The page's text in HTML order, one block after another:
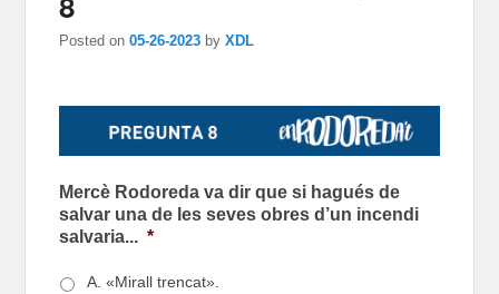
Posted on05-26-2023 byXDL
Mercè Rodoreda va dir que si hagués de
salvar una de les seves obres d’un incendi
salvaria... *
A. «Mirall trencat».